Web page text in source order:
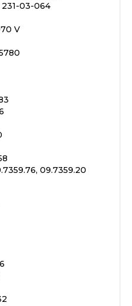
03-064
V
09.7359.20